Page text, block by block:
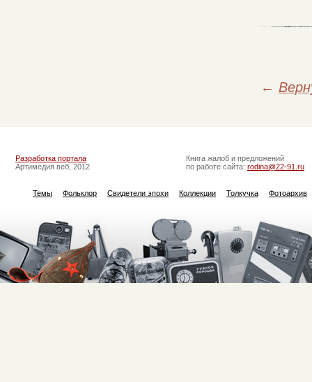
←
Разработка портала
Артимедия веб, 2012
Книга жалоб и предложений
по работе сайта: rodina@22-91.ru
Темы Фольклор Свидетели эпохи Коллекции Толкучка Фотоархив